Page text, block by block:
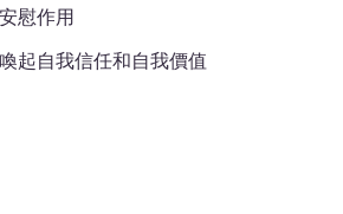
慰作用
起自我信任和自我價值